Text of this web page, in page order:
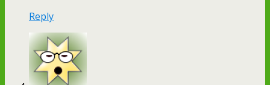
Reply